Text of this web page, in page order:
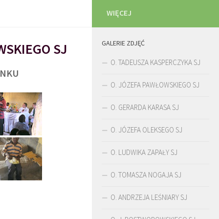
SJ
WIĘCEJ
GALERIE ZDJĘĆ
O. TADEUSZA KASPERCZYKA SJ
O. JÓZEFA PAWŁOWSKIEGO SJ
O. GERARDA KARASA SJ
O. JÓZEFA OLEKSEGO SJ
O. LUDWIKA ZAPAŁY SJ
O. TOMASZA NOGAJA SJ
O. ANDRZEJA LEŚNIARY SJ